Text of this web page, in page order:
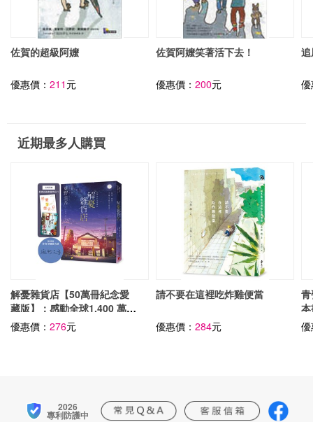
佐賀的超級阿嬤
優惠價： 211 元
佐賀阿嬤笑著活下去！
優惠價：200元
近期最多人購買
解憂雜貨店【50萬冊紀念愛
藏版】：感動全球1,400 萬人
的奇蹟之書，東野圭吾最令人
感動落淚的作品！（附首刷限
優惠價： 276元
請不要在這裡吃炸雞便當
優惠價：284元
2026
專利防護中